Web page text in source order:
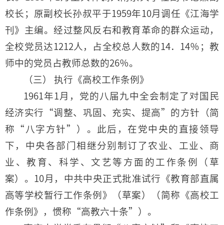
校长；原副校长孙叔平于1959年10月调任《江海学
刊》主编。经过整风反右和教育革命的群众运动，
全校党员达1212人，占全校总人数的14．14％；教
师中的党员占教师总数的26％。
（三） 执行《高校工作条例》
1961年1月，党的八届九中全会制定了对国民
经济实行“调整、巩固、充实、提高”的方针（简
称“八字方针”）。此后，在党中央的直接领导
下，中央各部门相继分别制订了农业、工业、商
业、教育、科学、文艺等方面的工作条例（草
案）。10月，中共中央正式批准试行《教育部直属
高等学校暂行工作条例》（草案）（简称《高校工
作条例》，惯称“高教六十条”）。